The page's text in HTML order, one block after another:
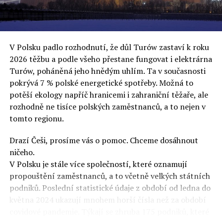
uvěří a nebudou se ptát na podrobnosti,“ řekl Rafał
Ziemkiewicz, redaktor týdeníku Do Rzeczy a ironicky
dodal: „Když se nynějšímu vedení státního hřebčince
podařilo prodat na aukci 10 plemenných koní za 600
000 euro, bylo to provládními médii oslavované jako
velký úspěch. Za vlády PiS se 14 koní prodalo za 2,5
milionu euro, což bylo stejnou mediální partou
komentováno jako konec polského chovu koní. Ve vidění
kontrolorů činnosti PiS ale určitě šlo při prodeji koní o
praní peněz či jinou nelegální činnost.“
Tuskova čísla jsou ale ujetá i jinde, pokračoval
Ziemkiewicz. „Ve vládní aféře PiS kolem vydávání víz
Tusk tvrdil, že za vlády dnešní opozice se nelegálně
prodalo 600 000 víz do Polska. Byla na to dokonce
vytvořena parlamentní vyšetřovací komise, která přišla
ale pouze na to, že 220 víz do Polska bylo
prostřednictvím úplatků uspíšeno, tedy že víza byla
V Polsku padlo rozhodnutí, že důl Turów zastaví k roku
2026 těžbu a podle všeho přestane fungovat i elektrárna
Turów, poháněná jeho hnědým uhlím. Ta v současnosti
pokrývá 7 % polské energetické spotřeby. Možná to
potěší ekology napříč hranicemi i zahraniční těžaře, ale
rozhodně ne tisíce polských zaměstnanců, a to nejen v
tomto regionu.
Drazí Češi, prosíme vás o pomoc. Chceme dosáhnout
ničeho.
V Polsku je stále více společností, které oznamují
propouštění zaměstnanců, a to včetně velkých státních
podniků. Poslední statistické údaje z období od ledna do
května 2024 ukazují mnohem horší čísla než za období